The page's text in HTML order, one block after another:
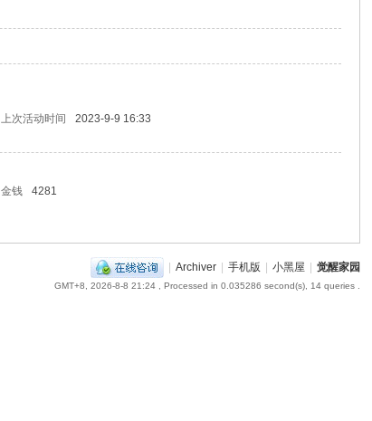
上次活动时间
2023-9-9 16:33
金钱
4281
| Archiver | 手机版 | 小黑屋 | 觉醒家园
GMT+8, 2026-8-8 21:24, Processed in 0.035286 second(s), 14 queries .